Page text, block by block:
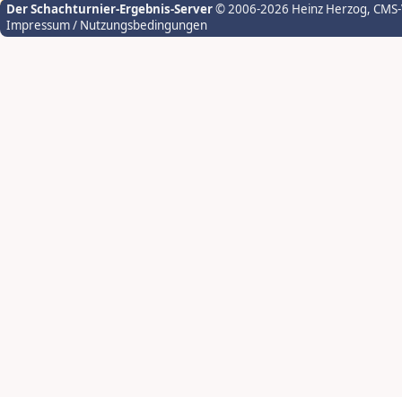
Der Schachturnier-Ergebnis-Server© 2006-2026 Heinz Herzog,
Impressum / Nutzungsbedingungen